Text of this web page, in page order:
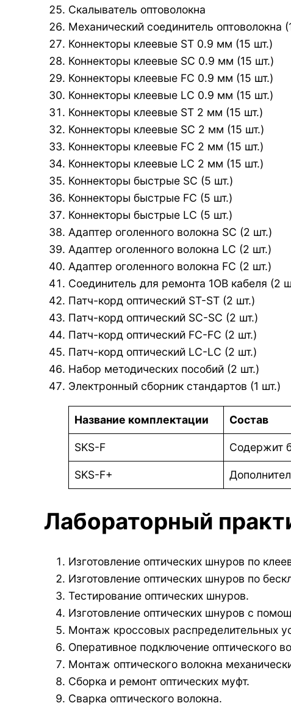
Скалыватель оптоволокна
Механический соединитель оптоволокна
Коннекторы клеевые ST 0.9 мм (15 шт.)
Коннекторы клеевые SC 0.9 мм (15 шт.)
Коннекторы клеевые FC 0.9 мм (15 шт.)
Коннекторы клеевые LC 0.9 мм (15 шт.)
Коннекторы клеевые ST 2 мм (15 шт.)
Коннекторы клеевые SC 2 мм (15 шт.)
Коннекторы клеевые FC 2 мм (15 шт.)
Коннекторы клеевые LC 2 мм (15 шт.)
Коннекторы быстрые SC (5 шт.)
Коннекторы быстрые FC (5 шт.)
Коннекторы быстрые LC (5 шт.)
Адаптер оголенного волокна SC (2 шт.)
Адаптер оголенного волокна LC (2 шт.)
Адаптер оголенного волокна FC (2 шт.)
Соединитель для ремонта 1ОВ кабеля (2
Патч-корд оптический ST-ST (2 шт.)
Патч-корд оптический SC-SC (2 шт.)
Патч-корд оптический FC-FC (2 шт.)
Патч-корд оптический LC-LC (2 шт.)
Набор методических пособий (2 шт.)
Электронный сборник стандартов (1 шт.)
Название комплектации Состав
SKS-F Содержит
SKS-F+
Лабораторный
Изготовление оптических шнуров по
Изготовление оптических шнуров по
Тестирование оптических шнуров.
Изготовление оптических шнуров с
Монтаж кроссовых распределительных
Оперативное подключение оптического
Монтаж оптического волокна
Сборка и ремонт оптических муфт.
Сварка оптического волокна.